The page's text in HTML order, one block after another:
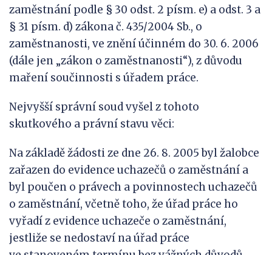
zaměstnání podle § 30 odst. 2 písm. e) a odst. 3 a
§ 31 písm. d) zákona č. 435/2004 Sb., o
zaměstnanosti, ve znění účinném do 30. 6. 2006
(dále jen „zákon o zaměstnanosti“), z důvodu
maření součinnosti s úřadem práce.
Nejvyšší správní soud vyšel z tohoto
skutkového a právní stavu věci:
Na základě žádosti ze dne 26. 8. 2005 byl žalobce
zařazen do evidence uchazečů o zaměstnání a
byl poučen o právech a povinnostech uchazečů
o zaměstnání, včetně toho, že úřad práce ho
vyřadí z evidence uchazeče o zaměstnání,
jestliže se nedostaví na úřad práce